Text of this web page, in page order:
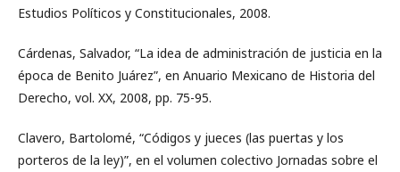
Estudios Políticos y Constitucionales, 2008.
Cárdenas, Salvador, “La idea de administración de justicia en la
época de Benito Juárez”, en Anuario Mexicano de Historia del
Derecho, vol. XX, 2008, pp. 75-95.
Clavero, Bartolomé, “Códigos y jueces (las puertas y los
porteros de la ley)”, en el volumen colectivo Jornadas sobre el